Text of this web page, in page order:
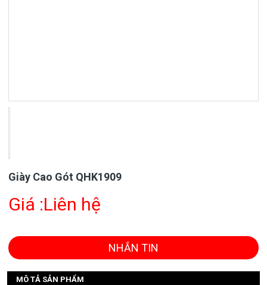
Giày Cao Gót QHK1909
Giá :Liên hệ
NHẮN TIN
MÔ TẢ SẢN PHẨM